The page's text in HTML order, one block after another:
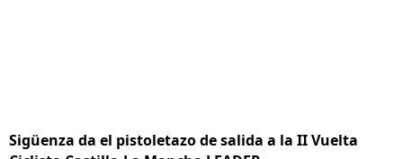
Sigüenza da el pistoletazo de salida a la II Vuelta